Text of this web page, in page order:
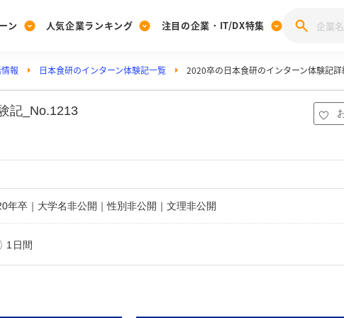
ン
る
[27卒] 本選考体験記投稿キャンペーン
人気企業ランキング
ングを見る
る
注目の企業・IT/DX特集
企業特集
知ろう！業界・企業研究
報 日本食研のインターン体験記一覧 2020卒の日本食研のインターン体験記詳
記_No.1213
年卒｜大学名非公開｜性別非公開｜文理非公開
1日間